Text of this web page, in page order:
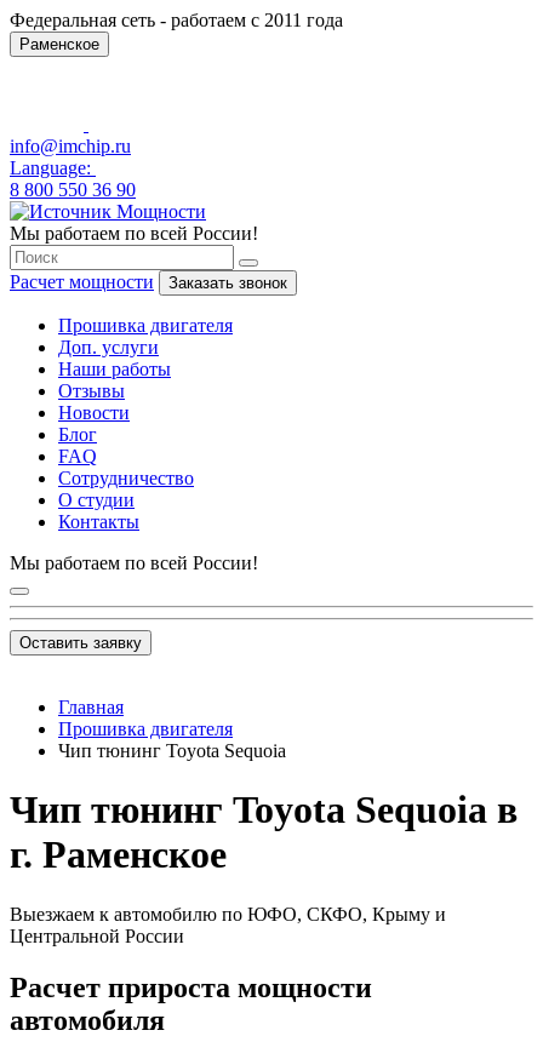
Федеральная сеть - работаем с 2011 года
Раменское
info@imchip.ru
Language:
8 800 550 36 90
Мы работаем по всей России!
Расчет мощности Заказать звонок
Прошивка двигателя
Доп. услуги
Наши работы
Отзывы
Новости
Блог
FAQ
Сотрудничество
О студии
Контакты
Мы работаем по всей России!
Оставить заявку
Главная
Прошивка двигателя
Чип тюнинг Toyota Sequoia
Чип тюнинг Toyota Sequoia в
г. Раменское
Выезжаем к автомобилю по ЮФО, СКФО, Крыму и
Центральной России
Расчет прироста мощности
автомобиля